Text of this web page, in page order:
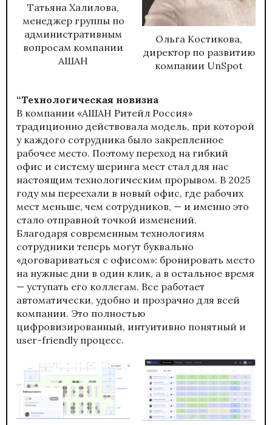
Татьяна Халилова,
менеджер группы по
административным
вопросам компании
АШАН
Ольга Костикова,
директор по развитию
компании UnSpot
“Технологическая новизна
В компании «АШАН Ритейл Россия»
традиционно действовала модель, при которой
у каждого сотрудника было закрепленное
рабочее место. Поэтому переход на гибкий
офис и систему шеринга мест стал для нас
настоящим технологическим прорывом. В 2025
году мы переехали в новый офис, где рабочих
мест меньше, чем сотрудников, — и именно это
стало отправной точкой изменений.
Благодаря современным технологиям
сотрудники теперь могут буквально
«договариваться с офисом»: бронировать место
на нужные дни в один клик, а в остальное время
— уступать его коллегам. Все работает
автоматически, удобно и прозрачно для всей
компании. Это полностью
цифровизированный, интуитивно понятный и
user-friendly процесс.